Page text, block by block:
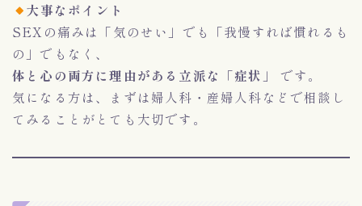
大事なポイント
SEXの痛みは「気のせい」でも「我慢すれば慣れるも
の」でもなく、
体と心の両方に理由がある立派な「症状」
です。
気になる方は、まずは婦人科・産婦人科などで相談し
てみることがとても大切です。